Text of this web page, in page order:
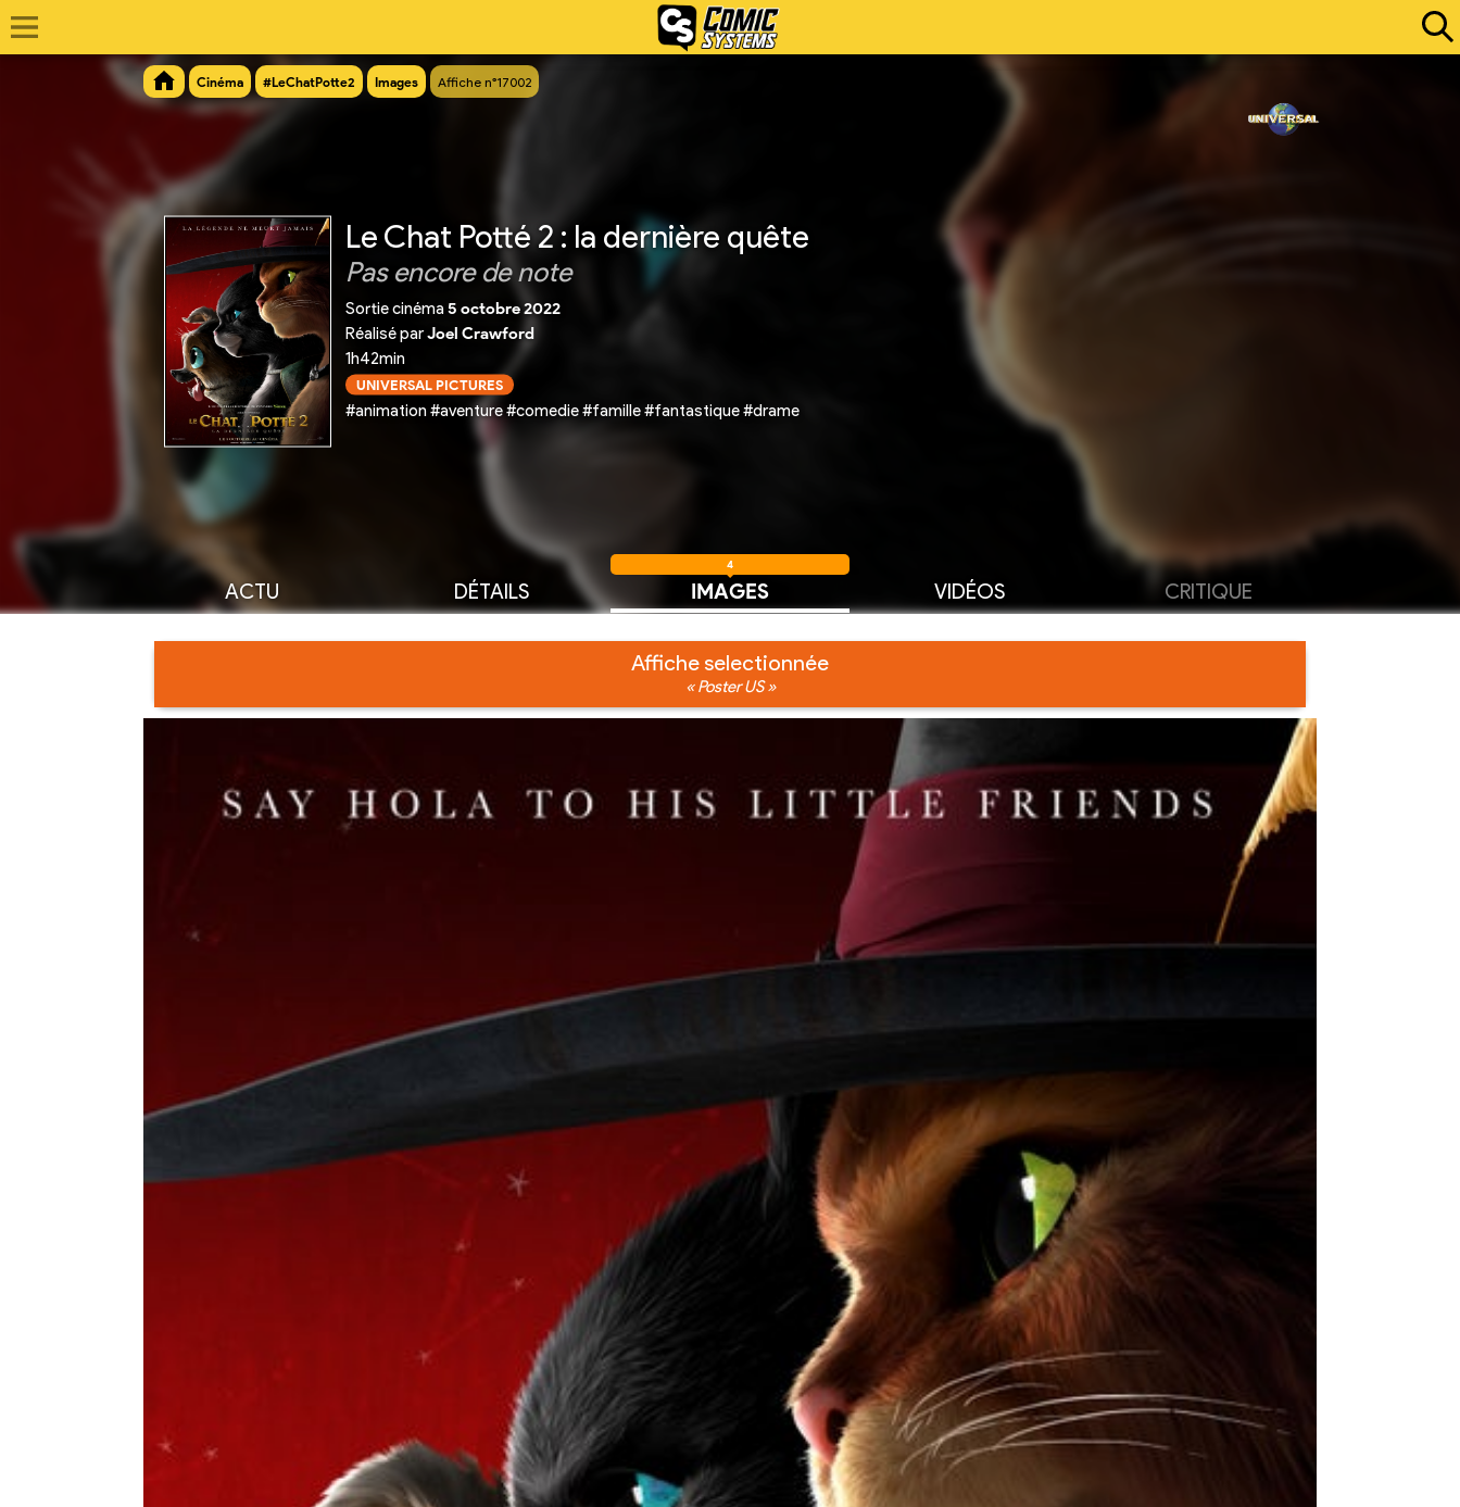
Cinéma #LeChatPotte2 Images Affiche n°17002
Le Chat Potté 2 : la dernière quête
Pas encore de note
Sortie cinéma 5 octobre 2022
Réalisé parJoel Crawford
1h42min
UNIVERSAL PICTURES
#animation #aventure #comedie #famille #fantastique #drame
ACTU DÉTAILS IMAGES
4
VIDÉOS CRITIQUE
Affiche selectionnée
« Poster US »